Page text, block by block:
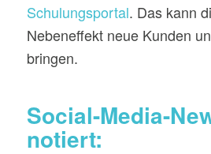
Schulungsportal. Das kann
Nebeneffekt neue Kunden
bringen.
Social-Media-
notiert: